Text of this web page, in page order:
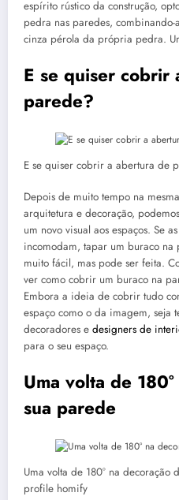
espírito rústico da construção,
pedra nas paredes,
cinza pérola da própria pedra.
E se quiser cobrir
parede?
E se quiser cobrir a abertura
Depois de muito tempo na
arquitetura e decoração,
um novo visual aos espaços. Se
incomodam, tapar um buraco
muito fácil, mas pode ser feita.
ver como cobrir um buraco na
Embora a ideia de cobrir tudo
espaço como o da imagem, seja
decoradores e designers de
para o seu espaço.
Uma volta de
sua parede
Uma volta de 180° na
profile homify